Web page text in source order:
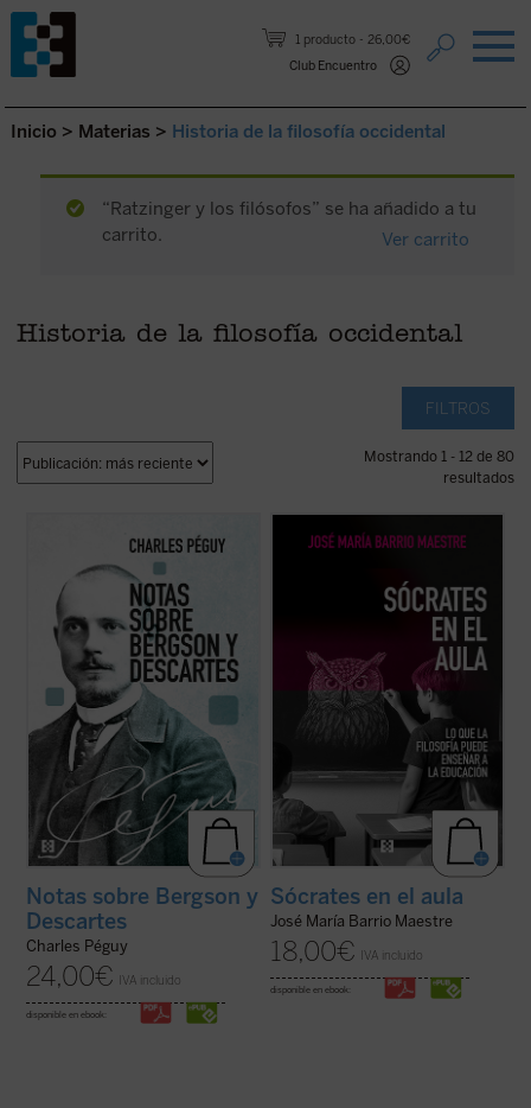
1 producto
26,00€
Club Encuentro
Saltar al contenido.
Inicio > Materias > Historia de la filosofía occidental
“Ratzinger y los filósofos” se ha añadido a tu
carrito.
Ver carrito
Historia de la filosofía occidental
FILTROS
Mostrando 1 - 12 de 80
resultados
Charles Péguy antes de su muerte trágica
en el frente de la Primera Guerra Mundial:
Nota sobre Henri Bergson y la filosofía
bergsoniana
Nota conjunta sobre
Descartes y la filosofía ...(ver ficha)
Notas sobre Bergson y
Descartes
Charles Péguy
24,00€ IVA incluido
disponible en ebook:
Frente a la tecnificación del aprendizaje y
los eslóganes pedagógicos, este libro
saber. Una obra inspiradora que devuelve
esperanza y sentido a la docencia: ...(ver
Sócrates en el aula
José María Barrio Maestre
18,00€ IVA incluido
disponible en ebook: